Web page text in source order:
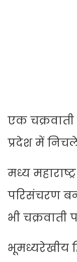
एक चक्रवाती
प्रदेश में
मध्य
परिसंचरण
भी चक्रवाती
भूमध्यरेखीय